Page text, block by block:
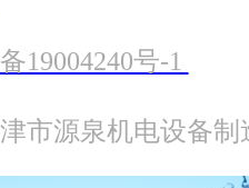
19004240号-1
市源泉机电设备制